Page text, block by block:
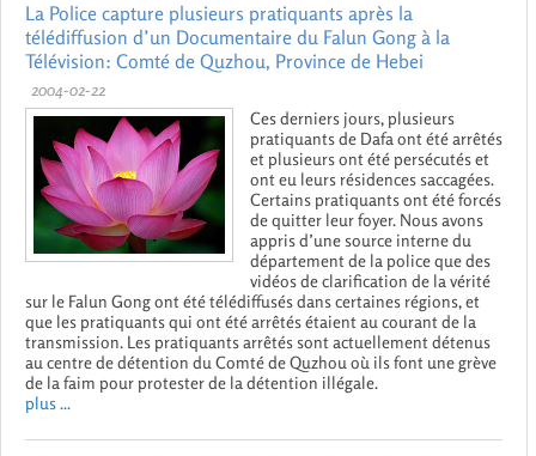
La Police capture plusieurs pratiquants après la
télédiffusion d’un Documentaire du Falun Gong à la
Télévision: Comté de Quzhou, Province de Hebei
2004-02-22
Ces derniers jours, plusieurs
pratiquants de Dafa ont été arrêtés
et plusieurs ont été persécutés et
ont eu leurs résidences saccagées.
Certains pratiquants ont été forcés
de quitter leur foyer. Nous avons
appris d’une source interne du
département de la police que des
vidéos de clarification de la vérité
sur le Falun Gong ont été télédiffusés dans certaines régions, et
que les pratiquants qui ont été arrêtés étaient au courant de la
transmission. Les pratiquants arrêtés sont actuellement détenus
au centre de détention du Comté de Quzhou où ils font une grève
de la faim pour protester de la détention illégale.
plus ...